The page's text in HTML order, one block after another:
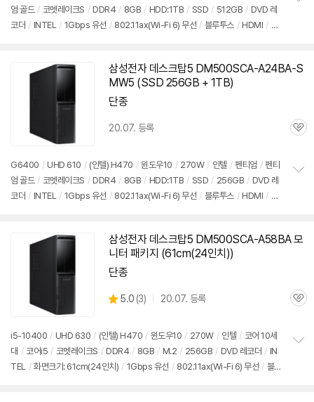
엄 골드 / 코멧레이크S / DDR4 / 8GB / HDD:1TB / SSD / 512GB / DVD 레
코더 / INTEL / 1Gbps 유선 / 802.11ax(Wi-Fi 6) 무선 / 블루투스 / HDMI / D-
기
삼성전자 데스크탑5 DM500SCA-A24BA-S
MW5 (SSD 256GB + 1TB)
단종
20.07. 등록
관
G6400 / UHD 610 / (인텔) H470 / 윈도우10 / 270W / 인텔 / 펜티엄 / 펜티
엄 골드 / 코멧레이크S / DDR4 / 8GB / HDD:1TB / SSD / 256GB / DVD 레
코더 / INTEL / 1Gbps 유선 / 802.11ax(Wi-Fi 6) 무선 / 블루투스 / HDMI / D-
기
삼성전자 데스크탑5 DM500SCA-A58BA 모
니터 패키지 (61cm(24인치))
단종
별
5.0 (상
3) 20.07. 등록
관
i5-10400 / UHD 630 / (인텔) H470 / 윈도우10 / 270W / 인텔 / 코어 10세
대 / 코어i5 / 코멧레이크S / DDR4 / 8GB / M.2 / 256GB / DVD 레코더 / IN
TEL / 화면크기: 61cm(24인치) / 1Gbps 유선 / 802.11ax(Wi-Fi 6) 무선 / 블루